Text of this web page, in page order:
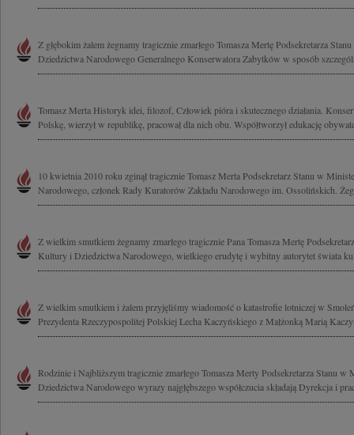
Z głębokim żalem żegnamy tragicznie zmarłego Tomasza Mertę Podsekretarza
Dziedzictwa Narodowego Generalnego Konserwatora Zabytków w sposób
Tomasz Merta Historyk idei, filozof, Człowiek pióra i skutecznego działania.
Polskę, wierzył w republikę, pracował dla nich obu. Współtworzył edukację
10 kwietnia 2010 roku zginął tragicznie Tomasz Merta Podsekretarz Stanu w
Narodowego, członek Rady Kuratorów Zakładu Narodowego im. Ossolińskich.
Z wielkim smutkiem żegnamy zmarłego tragicznie Pana Tomasza Mertę
Kultury i Dziedzictwa Narodowego, wielkiego erudytę i wybitny autorytet świata
Z wielkim smutkiem i żalem przyjęliśmy wiadomość o katastrofie lotniczej w
Prezydenta Rzeczypospolitej Polskiej Lecha Kaczyńskiego z Małżonką Marią
Rodzinie i Najbliższym tragicznie zmarłego Tomasza Merty Podsekretarza Stanu
Dziedzictwa Narodowego wyrazy najgłębszego współczucia składają Dyrekcja i